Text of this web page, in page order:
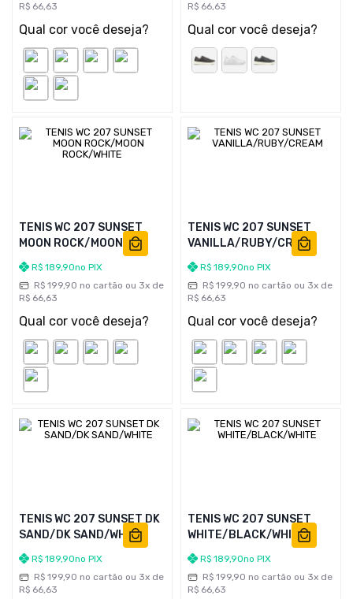
R$ 66,63
Qual cor você deseja?
R$ 66,63
Qual cor você deseja?
TENIS WC 207 SUNSET
MOON ROCK/MOON
ROCK/WHITE
R$ 189,90no PIX
R$ 199,90 no cartão ou 3x de
R$ 66,63
Qual cor você deseja?
TENIS WC 207 SUNSET
VANILLA/RUBY/CREAM
R$ 189,90no PIX
R$ 199,90 no cartão ou 3x de
R$ 66,63
Qual cor você deseja?
TENIS WC 207 SUNSET DK
SAND/DK SAND/WHITE
R$ 189,90no PIX
R$ 199,90 no cartão ou 3x de
R$ 66,63
TENIS WC 207 SUNSET
WHITE/BLACK/WHITE
R$ 189,90no PIX
R$ 199,90 no cartão ou 3x de
R$ 66,63